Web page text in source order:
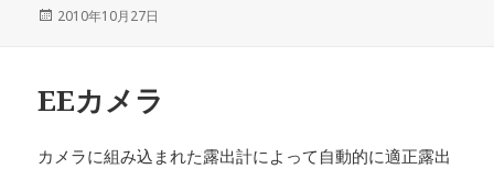
投
2010年10月27日
EEカメラ
カメラに組み込まれた露出計によって自動的に適正露出